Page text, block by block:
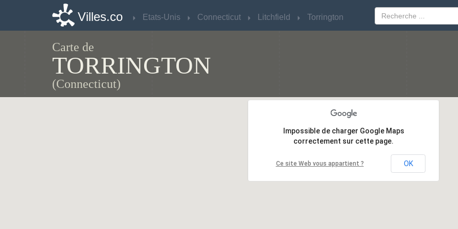
Villes.co Etats-Unis Connecticut Litchfield Torrington
Carte de
TORRINGTON
(Connecticut)
Impossible de charger Google Maps
correctement sur cette page.
Ce site Web vous appartient ? OK
Impossible de charger Google Maps
correctement sur cette page.
Ce site Web vous appartient ? OK
Villes.co Etats-Unis Connecticut Litchfield Torrington